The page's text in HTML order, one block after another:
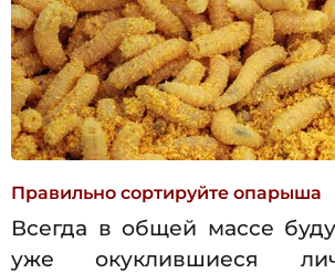
Правильно сортируйте опарыша
Всегда в общей массе
уже окуклившиеся